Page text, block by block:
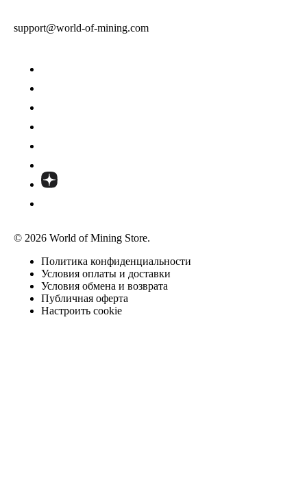
support@world-of-mining.com
© 2026 World of Mining Store.
Политика конфиденциальности
Условия оплаты и доставки
Условия обмена и возврата
Публичная оферта
Настроить cookie